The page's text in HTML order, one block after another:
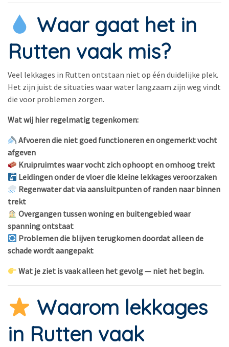
Waar gaat het in
Rutten vaak mis?
Veel lekkages in Rutten ontstaan niet op één duidelijke plek.
Het zijn juist de situaties waar water langzaam zijn weg vindt
die voor problemen zorgen.
Wat wij hier regelmatig tegenkomen:
Afvoeren die niet goed functioneren en ongemerkt vocht
afgeven
Kruipruimtes waar vocht zich ophoopt en omhoog trekt
Leidingen onder de vloer die kleine lekkages veroorzaken
Regenwater dat via aansluitpunten of randen naar binnen
trekt
Overgangen tussen woning en buitengebied waar
spanning ontstaat
Problemen die blijven terugkomen doordat alleen de
schade wordt aangepakt
Wat je ziet is vaak alleen het gevolg — niet het begin.
Waarom lekkages
in Rutten vaak